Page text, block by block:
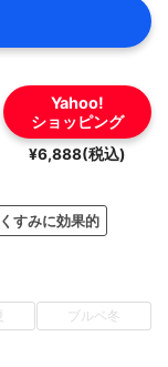
Yahoo!
ショッピング
¥6,888(税込)
くすみに効果的
ブルベ冬